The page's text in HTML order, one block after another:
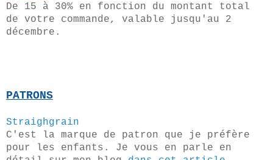
De 15 à 30% en fonction du montant total
de votre commande, valable jusqu'au 2
décembre.
PATRONS
Straighgrain
C'est la marque de patron que je préfère
pour les enfants. Je vous en parle en